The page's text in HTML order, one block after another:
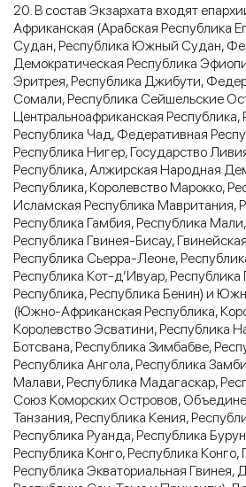
20. В состав Экзархата входят
Африканская (Арабская Республика
Судан, Республика Южный Судан,
Демократическая Республика
Эритрея, Республика Джибути,
Сомали, Республика Сейшельские
Центральноафриканская
Республика Чад, Федеративная
Республика Нигер, Государство
Республика, Алжирская Народная
Республика, Королевство Марокко,
Исламская Республика Мавритания,
Республика Гамбия, Республика
Республика Гвинея-Бисау,
Республика Сьерра-Леоне,
Республика Кот-д’Ивуар, Республика
Республика, Республика Бенин) и
(Южно-Африканская Республика,
Королевство Эсватини, Республика
Ботсвана, Республика Зимбабве,
Республика Ангола, Республика
Малави, Республика Мадагаскар,
Союз Коморских Островов,
Танзания, Республика Кения,
Республика Руанда, Республика
Республика Конго, Республика Конго,
Республика Экваториальная Гвинея,